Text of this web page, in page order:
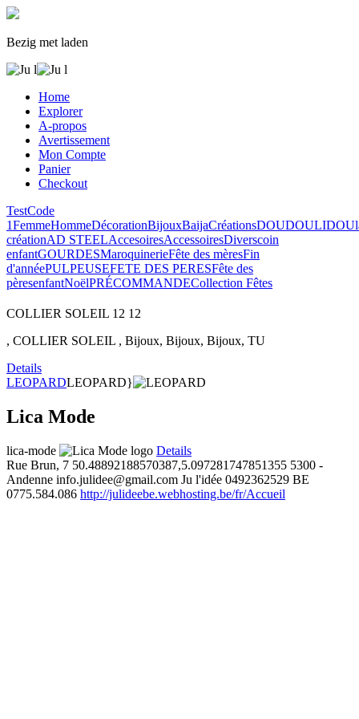
Bezig met laden
Home
Explorer
A-propos
Avertissement
Mon Compte
Panier
Checkout
TestCode
1FemmeHommeDécorationBijouxBaijaCréationsDOUDOULIDOU
créationAD STEELAccesoiresAccessoiresDiverscoin
enfantGOURDESMaroquinerieFête des mèresFin
d'annéePULPEUSEFETE DES PERESFête des
pèresenfantNoëlPRÉCOMMANDECollection Fêtes
COLLIER SOLEIL 12 12
, COLLIER SOLEIL , Bijoux, Bijoux, Bijoux, TU
Details
LEOPARDLEOPARD}
Lica Mode
lica-mode
Details
Rue Brun, 7 50.48892188570387,5.097281747851355 5300 -
Andenne info.julidee@gmail.com Ju l'idée 0492362529 BE
0775.584.086 http://julideebe.webhosting.be/fr/Accueil